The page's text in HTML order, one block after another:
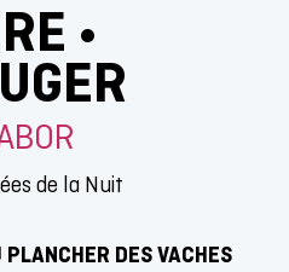
•
de la Nuit
DES VACHES